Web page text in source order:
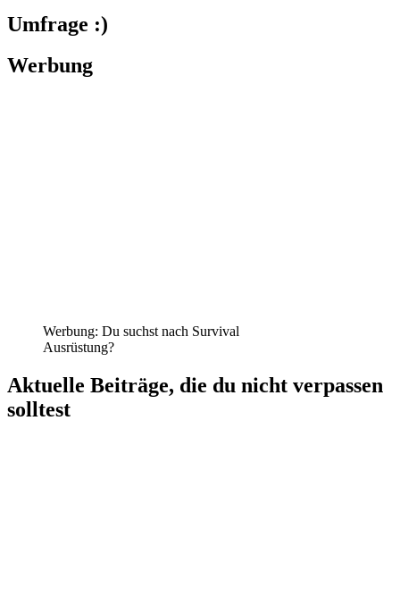
Umfrage :)
Werbung
Werbung: Du suchst nach Survival
Ausrüstung?
Aktuelle Beiträge, die du nicht verpassen
solltest